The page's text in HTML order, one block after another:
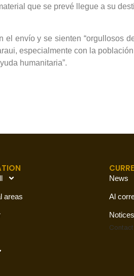
que se prevé llegue a su
el envío y se sienten
especialmente con la
humanitaria”.
areas
News
Al
Contact